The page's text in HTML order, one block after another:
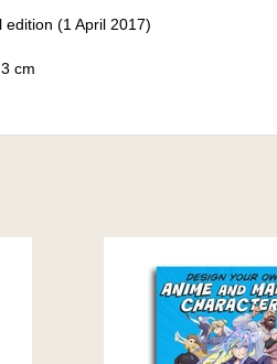
edition (1 April 2017)
cm